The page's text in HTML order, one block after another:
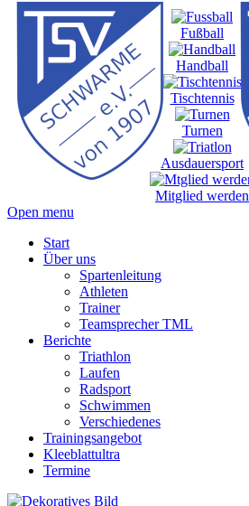
Fußball
Handball
Tischtennis
Turnen
Ausdauersport
Mitglied werden
Open menu
Start
Über uns
Spartenleitung
Athleten
Trainer
Teamsprecher TML
Berichte
Triathlon
Laufen
Radsport
Schwimmen
Verschiedenes
Trainingsangebot
Kleeblattultra
Termine